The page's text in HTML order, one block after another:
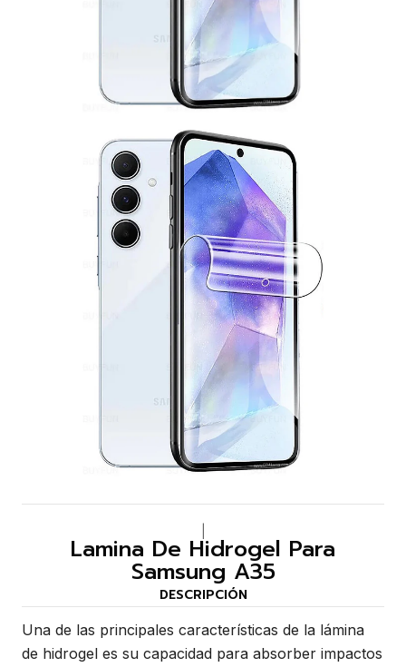
Lamina De Hidrogel Para
Samsung A35
DESCRIPCIÓN
Una de las principales características de la lámina
de hidrogel es su capacidad para absorber impactos